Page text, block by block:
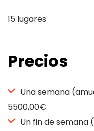
15 lugares
Precios
Una semana
5500,00€
Un fin de semana